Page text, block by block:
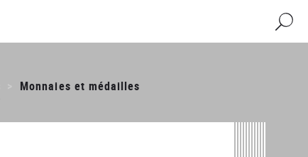
Monnaies et médailles